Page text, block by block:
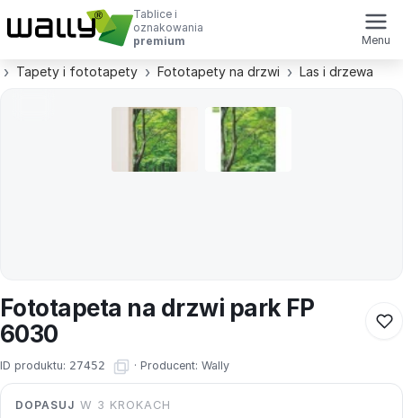
Tablice i
oznakowania
premium
Menu
Tapety i fototapety Fototapety na drzwi Las i drzewa
Fototapeta na drzwi park FP
6030
ID produktu: 27452 · Producent: Wally
DOPASUJ W 3 KROKACH